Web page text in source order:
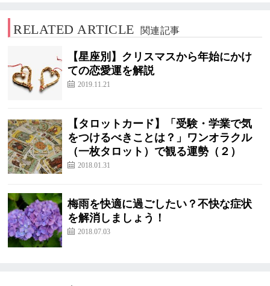
RELATED ARTICLE 関連記事
【星座別】クリスマスから年始にかけ
ての恋愛運を解説
2019.11.21
【タロットカード】「受験・学業で気
をつけるべきことは？」ワンオラクル
（一枚タロット）で観る運勢（２）
2018.01.31
梅雨を快適に過ごしたい？不快な症状
を解消しましょう！
2018.07.03